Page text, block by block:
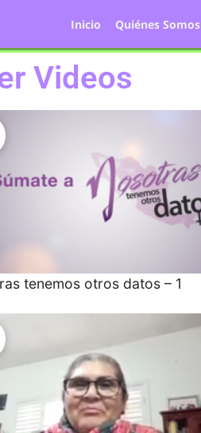
Inicio Quiénes Somos
Videos
tenemos otros datos – 1